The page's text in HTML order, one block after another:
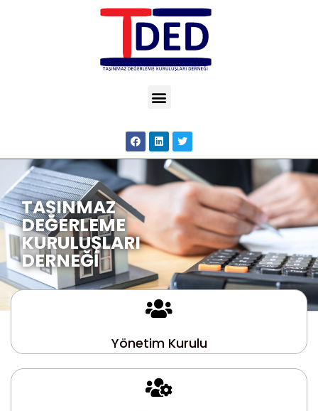
TAŞINMAZ
DEĞERLEME
KURULUŞLARI
DERNEĞİ
Yönetim Kurulu